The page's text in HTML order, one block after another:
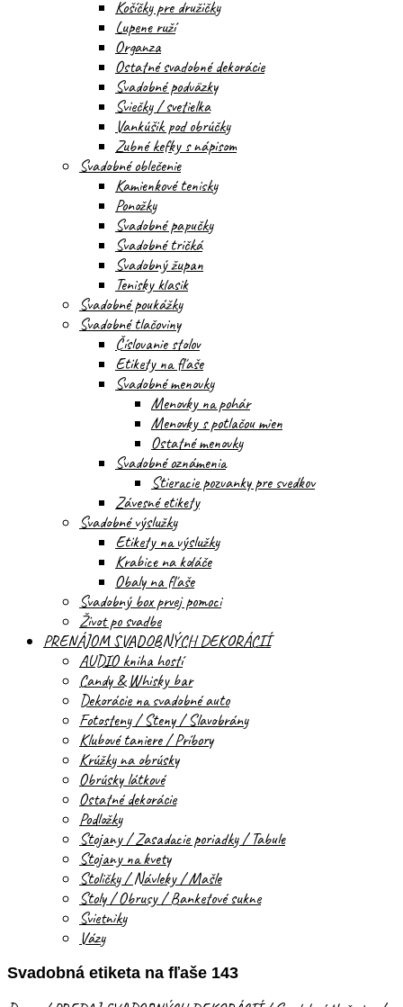
Košíčky pre družičky
Lupene ruží
Organza
Ostatné svadobné dekorácie
Svadobné podväzky
Sviečky / svetielka
Vankúšik pod obrúčky
Zubné kefky s nápisom
Svadobné oblečenie
Kamienkové tenisky
Ponožky
Svadobné papučky
Svadobné tričká
Svadobný župan
Tenisky klasik
Svadobné poukážky
Svadobné tlačoviny
Číslovanie stolov
Etikety na fľaše
Svadobné menovky
Menovky na pohár
Menovky s potlačou mien
Ostatné menovky
Svadobné oznámenia
Stieracie pozvanky pre svedkov
Závesné etikety
Svadobné výslužky
Etikety na výslužky
Krabice na koláče
Obaly na fľaše
Svadobný box prvej pomoci
Život po svadbe
PRENÁJOM SVADOBNÝCH DEKORÁCIÍ
AUDIO kniha hostí
Candy & Whisky bar
Dekorácie na svadobné auto
Fotosteny / Steny / Slavobrány
Klubové taniere / Príbory
Krúžky na obrúsky
Obrúsky látkové
Ostatné dekorácie
Podložky
Stojany / Zasadacie poriadky / Tabule
Stojany na kvety
Stoličky / Návleky / Mašle
Stoly / Obrusy / Banketové sukne
Svietniky
Vázy
Svadobná etiketa na fľaše 143